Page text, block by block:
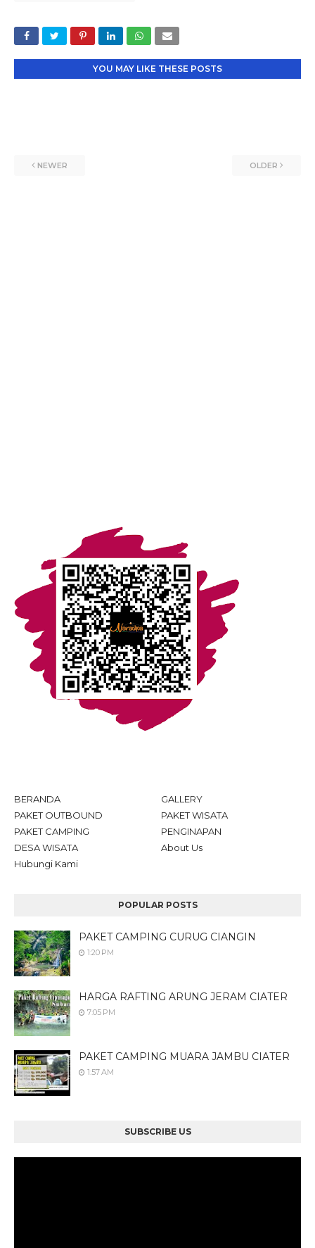
YOU MAY LIKE THESE POSTS
NEWER OLDER
BERANDA
GALLERY
PAKET OUTBOUND
PAKET WISATA
PAKET CAMPING
PENGINAPAN
DESA WISATA
About Us
Hubungi Kami
POPULAR POSTS
PAKET CAMPING CURUG CIANGIN
1:20 PM
HARGA RAFTING ARUNG JERAM CIATER
7:05 PM
PAKET CAMPING MUARA JAMBU CIATER
1:57 AM
SUBSCRIBE US